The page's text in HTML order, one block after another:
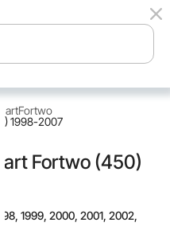
Fortwo
1998-2007
Fortwo (450)
1999, 2000, 2001, 2002,